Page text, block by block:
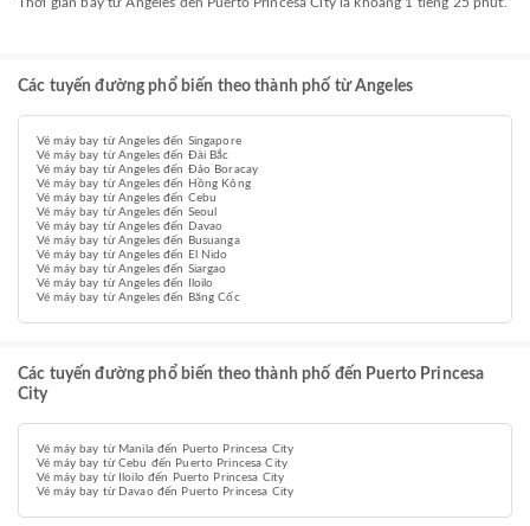
Các tuyến đường phổ biến theo thành phố từ Angeles
Vé máy bay từ Angeles đến Singapore
Vé máy bay từ Angeles đến Đài Bắc
Vé máy bay từ Angeles đến Đảo Boracay
Vé máy bay từ Angeles đến Hồng Kông
Vé máy bay từ Angeles đến Cebu
Vé máy bay từ Angeles đến Seoul
Vé máy bay từ Angeles đến Davao
Vé máy bay từ Angeles đến Busuanga
Vé máy bay từ Angeles đến El Nido
Vé máy bay từ Angeles đến Siargao
Vé máy bay từ Angeles đến Iloilo
Vé máy bay từ Angeles đến Băng Cốc
Các tuyến đường phổ biến theo thành phố đến Puerto Princesa
City
Vé máy bay từ Manila đến Puerto Princesa City
Vé máy bay từ Cebu đến Puerto Princesa City
Vé máy bay từ Iloilo đến Puerto Princesa City
Vé máy bay từ Davao đến Puerto Princesa City